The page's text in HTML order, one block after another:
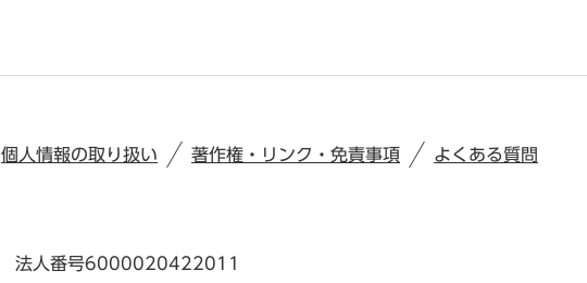
個人情報の取り扱い 著作権・リンク・免責事項 よくある質問
法人番号6000020422011